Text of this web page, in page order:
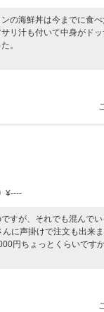
の海鮮丼は今までに食べ
リ汁も付いて中身がドッ
。
¥----
すが、それでも混んで
に声掛けで注文も出来
円ちょっとくらいです